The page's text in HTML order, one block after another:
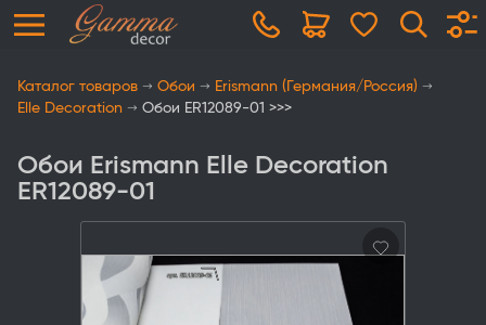
Каталог товаров Обои
Erismann (Германия/Россия)
Elle Decoration
Обои ER12089-01 >>>
Обои Erismann Elle Decoration
ER12089-01